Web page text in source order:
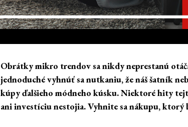
Obrátky mikro trendov sa nikdy neprestanú
jednoduché vyhnúť sa nutkaniu, že náš šatník
kúpy ďalšieho módneho kúsku. Niektoré hity
ani investíciu nestojia. Vyhnite sa nákupu,